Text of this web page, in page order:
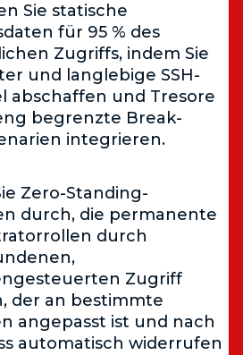
Sie statische
für 95 % des
Zugriffs, indem Sie
und langlebige SSH-
abschaffen und Tresore
begrenzte Break-
integrieren.
Zero-Standing-
durch, die permanente
durch
Zugriff
der an bestimmte
angepasst ist und nach
automatisch widerrufen